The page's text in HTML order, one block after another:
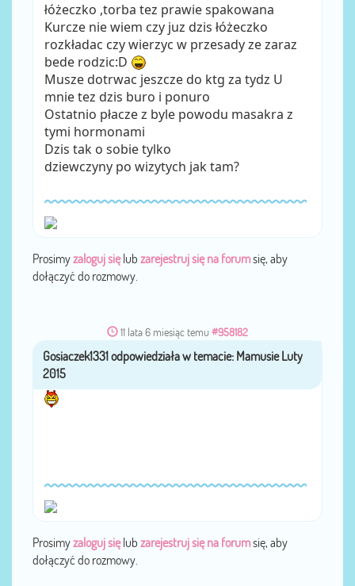
łóżeczko ,torba tez prawie spakowana
Kurcze nie wiem czy juz dzis łóżeczko
rozkładac czy wierzyc w przesady ze zaraz
bede rodzic:D
Musze dotrwac jeszcze do ktg za tydz U
mnie tez dzis buro i ponuro
Ostatnio płacze z byle powodu masakra z
tymi hormonami
Dzis tak o sobie tylko
dziewczyny po wizytych jak tam?
Prosimyzaloguj sięlub zarejestruj się na forumsię, aby
dołączyć do rozmowy.
11 lata 6 miesiąc temu #958182
przezGosiaczek1331
Prosimyzaloguj sięlub zarejestruj się na forumsię, aby
dołączyć do rozmowy.